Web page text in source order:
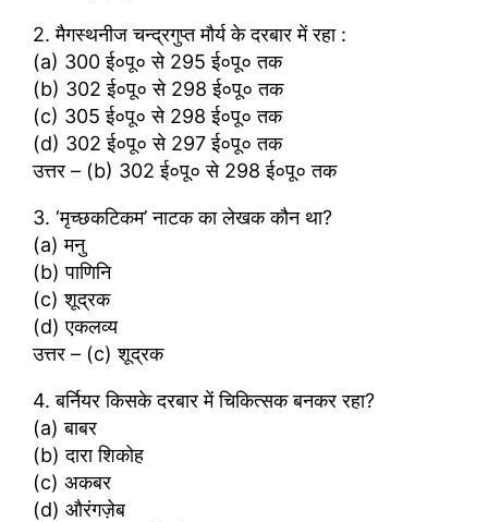
2. मैगस्थनीज चन्द्रगुप्त मौर्य के दरबार में रहा :
(a) 300 ई०पू० से 295 ई०पू० तक
(b) 302 ई०पू० से 298 ई०पू० तक
(c) 305 ई०पू० से 298 ई०पू० तक
(d) 302 ई०पू० से 297 ई०पू० तक
उत्तर – (b) 302 ई०पू० से 298 ई०पू० तक
3. ‘मृच्छकटिकम’ नाटक का लेखक कौन था?
(a) मनु
(b) पाणिनि
(c) शूद्रक
(d) एकलव्य
उत्तर – (c) शूद्रक
4. बर्नियर किसके दरबार में चिकित्सक बनकर रहा?
(a) बाबर
(b) दारा शिकोह
(c) अकबर
(d) औरंगज़ेब